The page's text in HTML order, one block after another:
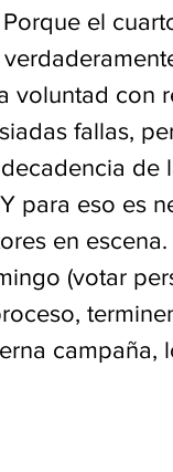
el
voluntad con
fallas,
de
para eso es
en escena.
(votar
campaña,